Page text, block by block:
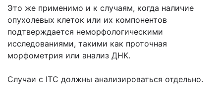
Это же применимо и к случаям, когда наличие
опухолевых клеток или их компонентов
подтверждается неморфологическими
исследованиями, такими как проточная
морфометрия или анализ ДНК.
Случаи с ITC должны анализироваться отдельно.